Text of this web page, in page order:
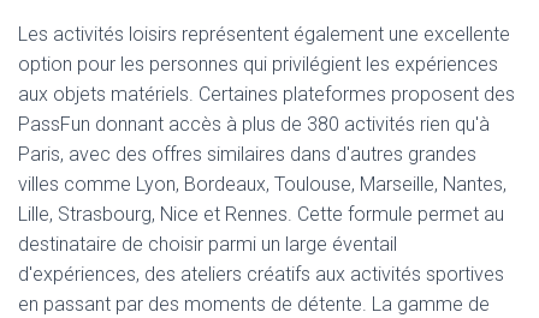
Les activités loisirs représentent également une excellente
option pour les personnes qui privilégient les expériences
aux objets matériels. Certaines plateformes proposent des
PassFun donnant accès à plus de 380 activités rien qu'à
Paris, avec des offres similaires dans d'autres grandes
villes comme Lyon, Bordeaux, Toulouse, Marseille, Nantes,
Lille, Strasbourg, Nice et Rennes. Cette formule permet au
destinataire de choisir parmi un large éventail
d'expériences, des ateliers créatifs aux activités sportives
en passant par des moments de détente. La gamme de